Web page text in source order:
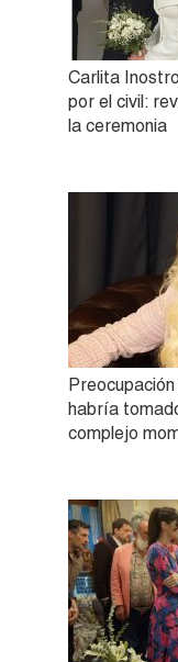
Carlita
por el civil:
la ceremonia
habría
complejo